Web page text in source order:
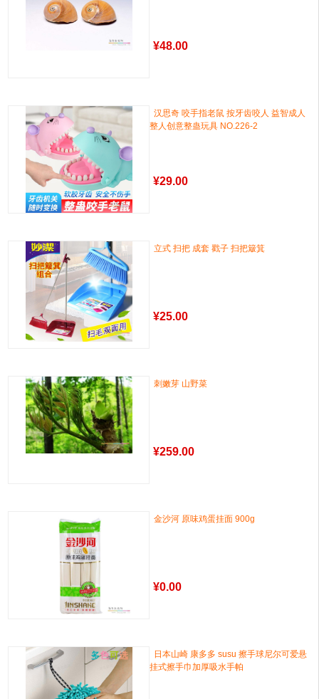
¥48.00
汉思奇 咬手指老鼠 按牙齿咬人 益智成人
整人创意整蛊玩具 NO.226-2
¥29.00
立式 扫把 成套 戳子 扫把簸箕
¥25.00
刺嫩芽 山野菜
¥259.00
金沙河 原味鸡蛋挂面 900g
¥0.00
日本山崎 康多多 susu 擦手球尼尔可爱悬
挂式擦手巾加厚吸水手帕